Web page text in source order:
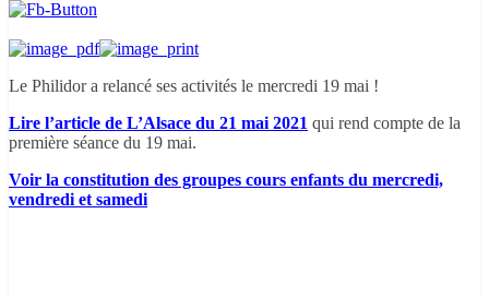
Le Philidor a relancé ses activités le mercredi 19 mai !
Lire l’article de L’Alsace du 21 mai 2021 qui rend compte de la
première séance du 19 mai.
Voir la constitution des groupes cours enfants du mercredi,
vendredi et samedi